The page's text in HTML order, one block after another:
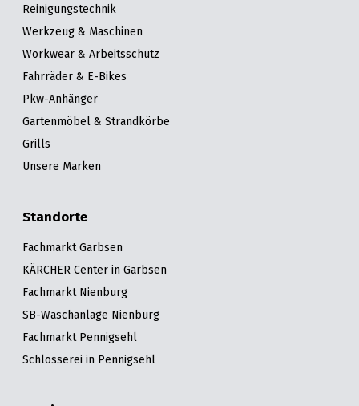
Reinigungstechnik
Werkzeug & Maschinen
Workwear & Arbeitsschutz
Fahrräder & E-Bikes
Pkw-Anhänger
Gartenmöbel & Strandkörbe
Grills
Unsere Marken
Standorte
Fachmarkt Garbsen
KÄRCHER Center in Garbsen
Fachmarkt Nienburg
SB-Waschanlage Nienburg
Fachmarkt Pennigsehl
Schlosserei in Pennigsehl